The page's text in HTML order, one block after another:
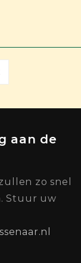
aan de
zo snel
Stuur uw